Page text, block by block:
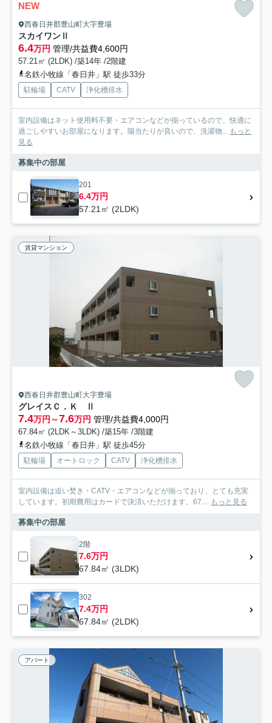
NEW
西春日井郡豊山町大字豊場
スカイワンⅡ
6.4万円 管理/共益費4,600円
57.21㎡ (2LDK) /築14年 /2階建
名鉄小牧線「春日井」駅 徒歩33分
駐輪場 CATV 浄化槽排水
室内設備はネット使用料不要・エアコンなどが揃っているので、快適に
過ごしやすいお部屋になります。陽当たりが良いので、洗濯物... もっと
見る
募集中の部屋
201
6.4万円
57.21㎡ (2LDK)
賃貸マンション
西春日井郡豊山町大字豊場
グレイスＣ．Ｋ Ⅱ
7.4万円～7.6万円 管理/共益費4,000円
67.84㎡ (2LDK～3LDK) /築15年 /3階建
名鉄小牧線「春日井」駅 徒歩45分
駐輪場 オートロック CATV 浄化槽排水
室内設備は追い焚き・CATV・エアコンなどが揃っており、とても充実
しています。初期費用はカードで決済いただけます。67....
もっと見る
募集中の部屋
2階
7.6万円
67.84㎡ (3LDK)
302
7.4万円
67.84㎡ (2LDK)
アパート